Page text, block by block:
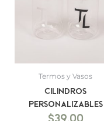
Termos y Vasos
Cilindros
Personalizables
$39.00